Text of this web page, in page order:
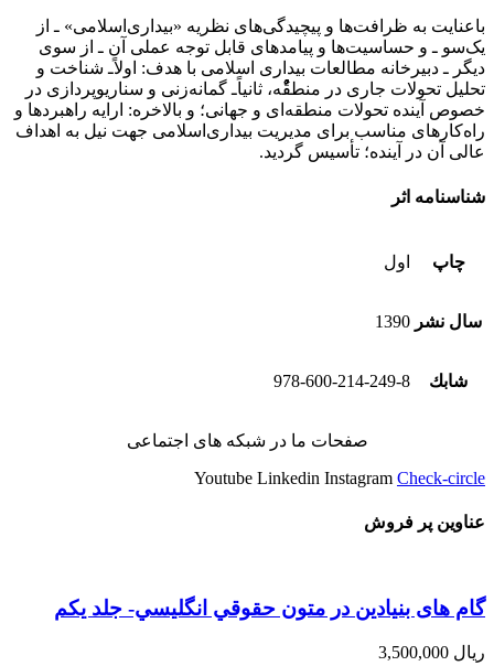
باعنایت به ظرافت‌ها و پیچیدگی‌های نظریه «بیداری‌اسلامی» ـ از
یک‌‌سو ـ و حساسیت‌ها و پیامدهای قابل توجه عملی ‌آن ـ از سوی
‌دیگر ـ دبیرخانه‌ مطالعات بیداری‌ اسلامی با هدف: اوﻻًـ‌ شناخت و
تحلیل تحولات جاری در منطقٌٌُْه، ثانیاًـ گمانه‌زنی و سناریوپردازی در
خصوص آینده تحولات منطقه‌ای و جهانی؛ و بالاخره: ارایه راهبردها و
راه‌کارهای مناسب برای مدیریت بیداری‌اسلامی جهت نیل به اهداف
عالی آن در آینده؛ تأسیس گردید.
شناسنامه اثر
چاپ اول
سال نشر 1390
شابك 978-600-214-249-8
صفحات ما در شبکه های اجتماعی
Youtube Linkedin Instagram Check-circle
عناوین پر فروش
گام های بنیادین در متون حقوقي انگليسي- جلد يكم
ریال